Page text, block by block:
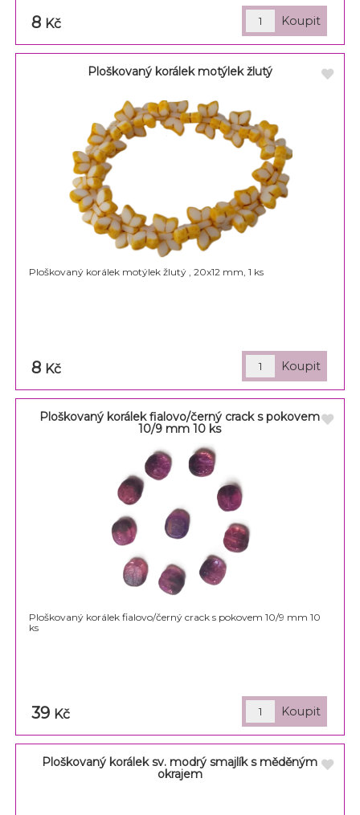
8 Kč
Ploškovaný korálek motýlek žlutý
Ploškovaný korálek motýlek žlutý , 20x12 mm, 1 ks
8 Kč
Ploškovaný korálek fialovo/černý crack s pokovem
10/9 mm 10 ks
Ploškovaný korálek fialovo/černý crack s pokovem 10/9 mm 10
ks
39 Kč
Ploškovaný korálek sv. modrý smajlík s měděným
okrajem